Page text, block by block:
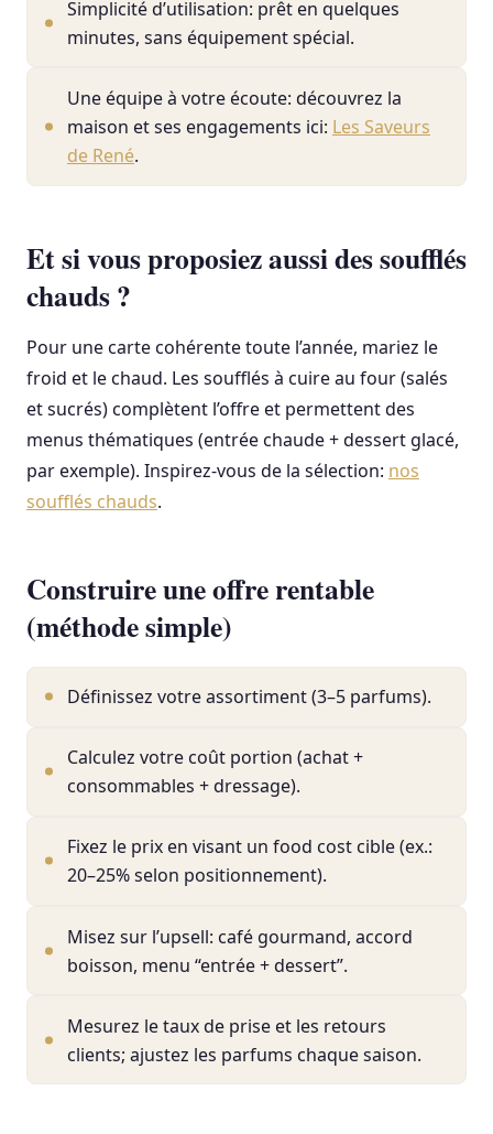
Simplicité d’utilisation: prêt en quelques
minutes, sans équipement spécial.
Une équipe à votre écoute: découvrez la
maison et ses engagements ici: Les Saveurs
de René.
Et si vous proposiez aussi des soufflés
chauds ?
Pour une carte cohérente toute l’année, mariez le
froid et le chaud. Les soufflés à cuire au four (salés
et sucrés) complètent l’offre et permettent des
menus thématiques (entrée chaude + dessert glacé,
par exemple). Inspirez-vous de la sélection: nos
soufflés chauds.
Construire une offre rentable
(méthode simple)
Définissez votre assortiment (3–5 parfums).
Calculez votre coût portion (achat +
consommables + dressage).
Fixez le prix en visant un food cost cible (ex.:
20–25% selon positionnement).
Misez sur l’upsell: café gourmand, accord
boisson, menu “entrée + dessert”.
Mesurez le taux de prise et les retours
clients; ajustez les parfums chaque saison.